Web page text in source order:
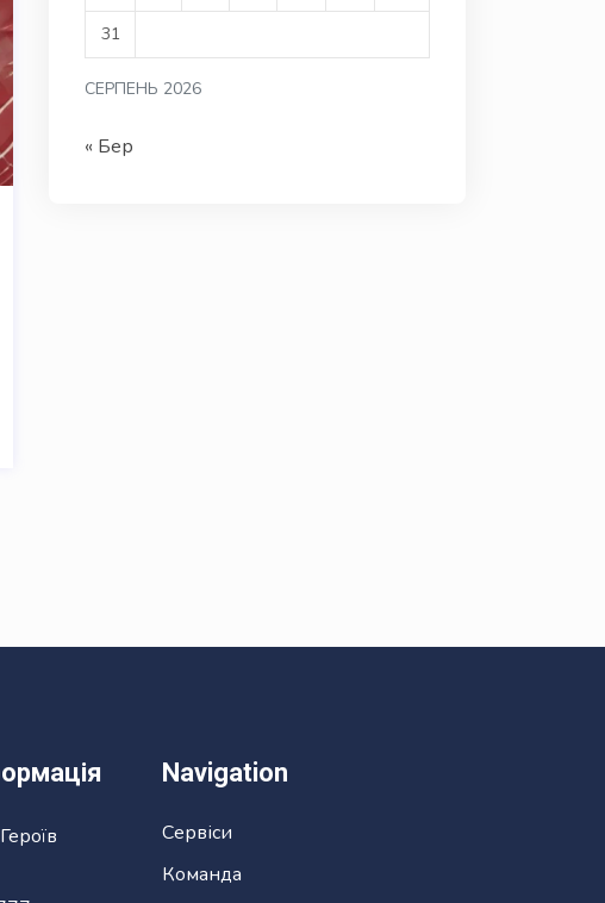
СЕРПЕНЬ 2026
31
« Бер
Navigation
Сервіси
Команда